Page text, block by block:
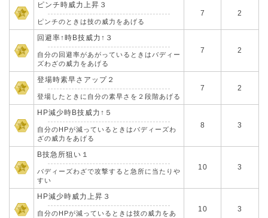
ピンチ時威力上昇３
ピンチのときは技の威力をあげる
7 2
回避率↑時B技威力↑３
自分の回避率があがっているときはバディー
ズわざの威力をあげる
7 2
登場時素早さアップ２
登場したときに自分の素早さを２段階あげる
7 2
HP減少時B技威力↑５
自分のHPが減っているときはバディーズわ
ざの威力をあげる
8 3
B技急所狙い１
バディーズわざで攻撃すると急所に当たりや
すい
10 3
HP減少時威力上昇３
自分のHPが減っているときは技の威力をあ
10 3